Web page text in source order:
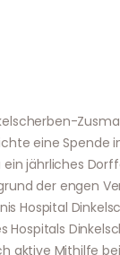
eine Spende
jährliches
der engen
Hospital
Hospitals
aktive Mithilfe